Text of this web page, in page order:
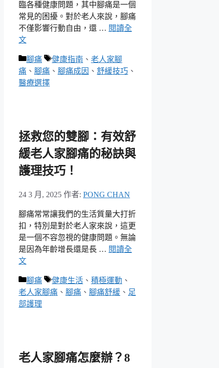
臨各種健康問題，其中腳痛是一個
常見的困擾。對於老人來說，腳痛
不僅影響行動自由，還 … 閱讀全
文
分
類
腳痛
標
籤
健康指南 、 老人家腳
痛 、 腳痛 、 腳痛成因 、 舒緩技巧 、
醫療選擇
拯救您的雙腳：有效舒
緩老人家腳痛的秘訣與
護理技巧！
24 3 月, 2025 作者: PONG CHAN
腳痛常常讓我們的生活質量大打折
扣，特別是對於老人家來說，這更
是一個不容忽視的健康問題。無論
是因為年齡增長還是長 … 閱讀全
文
分
類
腳痛
標
籤
健康生活 、 積極運動 、
老人家腳痛 、 腳痛 、 腳痛舒緩 、 足
部護理
老人家腳痛怎麼辦？8